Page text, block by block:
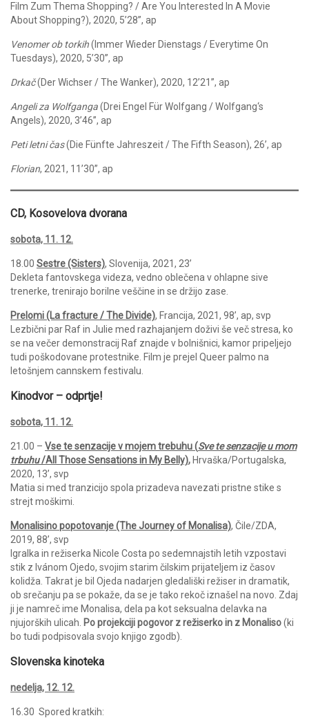
Film Zum Thema Shopping? / Are You Interested In A Movie
About Shopping?), 2020, 5’28”, ap
Venomer ob torkih(Immer Wieder Dienstags / Everytime On
Tuesdays), 2020, 5’30”, ap
Drkač(Der Wichser / The Wanker), 2020, 12’21”, ap
Angeli za Wolfganga(Drei Engel Für Wolfgang / Wolfgang‘s
Angels), 2020, 3’46”, ap
Peti letni čas(Die Fünfte Jahreszeit / The Fifth Season), 26’, ap
Florian, 2021, 11’30”, ap
CD, Kosovelova dvorana
sobota, 11. 12.
18.00 Sestre (Sisters), Slovenija, 2021, 23’
Dekleta fantovskega videza, vedno oblečena v ohlapne sive
trenerke, trenirajo borilne veščine in se držijo zase.
Prelomi (La fracture / The Divide), Francija, 2021, 98’, ap, svp
Lezbični par Raf in Julie med razhajanjem doživi še več stresa, ko
se na večer demonstracij Raf znajde v bolnišnici, kamor pripeljejo
tudi poškodovane protestnike. Film je prejel Queer palmo na
letošnjem cannskem festivalu.
Kinodvor – odprtje!
sobota, 11. 12.
21.00 – Vse te senzacije v mojem trebuhu (Sve te senzacije u mom
trbuhu/All Those Sensations in My Belly), Hrvaška/Portugalska,
2020, 13’, svp
Matia si med tranzicijo spola prizadeva navezati pristne stike s
strejt moškimi.
Monalisino popotovanje (The Journey of Monalisa), Čile/ZDA,
2019, 88’, svp
Igralka in režiserka Nicole Costa po sedemnajstih letih vzpostavi
stik z Ivánom Ojedo, svojim starim čilskim prijateljem iz časov
kolidža. Takrat je bil Ojeda nadarjen gledališki režiser in dramatik,
ob srečanju pa se pokaže, da se je tako rekoč iznašel na novo. Zdaj
ji je namreč ime Monalisa, dela pa kot seksualna delavka na
njujorških ulicah. Po projekciji pogovor z režiserko in z Monaliso(ki
bo tudi podpisovala svojo knjigo zgodb).
Slovenska kinoteka
nedelja, 12. 12.
16.30 Spored kratkih: